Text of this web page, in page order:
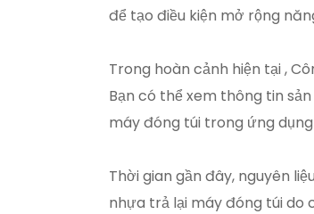
để tạo điều kiện mở rộng
Trong hoàn cảnh hiện tại ,
Bạn có thể xem thông tin
máy đóng túi trong ứng
Thời gian gần đây, nguyên
nhựa trả lại máy đóng túi do